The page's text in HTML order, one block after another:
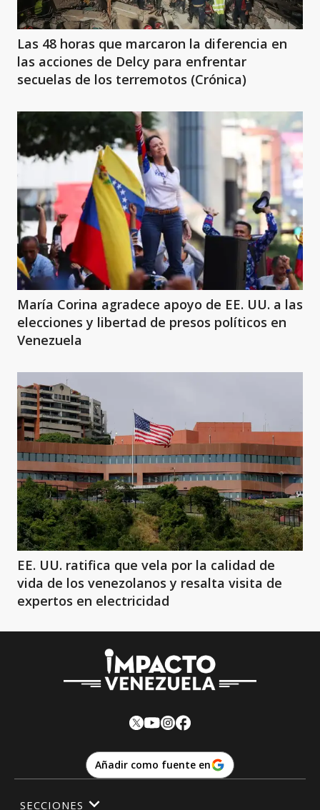
Las 48 horas que marcaron la diferencia en
las acciones de Delcy para enfrentar
secuelas de los terremotos (Crónica)
María Corina agradece apoyo de EE. UU. a las
elecciones y libertad de presos políticos en
Venezuela
EE. UU. ratifica que vela por la calidad de
vida de los venezolanos y resalta visita de
expertos en electricidad
Añadir como fuente en
SECCIONES